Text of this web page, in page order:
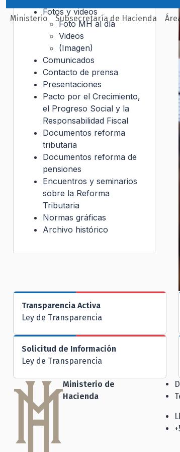
Ministerio Subsecretaría de Hacienda
Fotos y videos
Foto MH al día
Videos
(Imagen)
Comunicados
Contacto de prensa
Presentaciones
Pacto por el Crecimiento,
el Progreso Social y la
Responsabilidad Fiscal
Documentos reforma
tributaria
Documentos reforma de
pensiones
Encuentros y seminarios
sobre la Reforma
Tributaria
Normas gráficas
Archivo histórico
Transparencia Activa
Ley de Transparencia
Solicitud de Información
Ley de Transparencia
Ministerio de
Hacienda